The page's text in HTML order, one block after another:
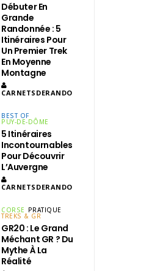
Débuter En
Grande
Randonnée : 5
Itinéraires Pour
Un Premier Trek
En Moyenne
Montagne
CARNETSDERANDO
BEST OF
PUY-DE-DÔME
5 Itinéraires
Incontournables
Pour Découvrir
L’Auvergne
CARNETSDERANDO
CORSE PRATIQUE
TREKS & GR
GR20 : Le Grand
Méchant GR ? Du
Mythe À La
Réalité